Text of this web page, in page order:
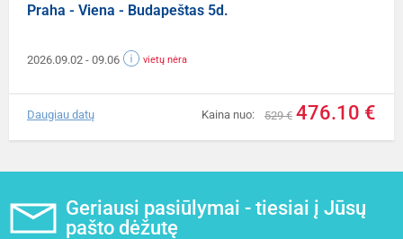
Praha - Viena - Budapeštas 5d.
2026.09.02 - 09.06 vietų nėra
Kaina nuo: 529 € 476.10 €
Daugiau datų
Geriausi pasiūlymai - tiesiai į Jūsų
pašto dėžutę